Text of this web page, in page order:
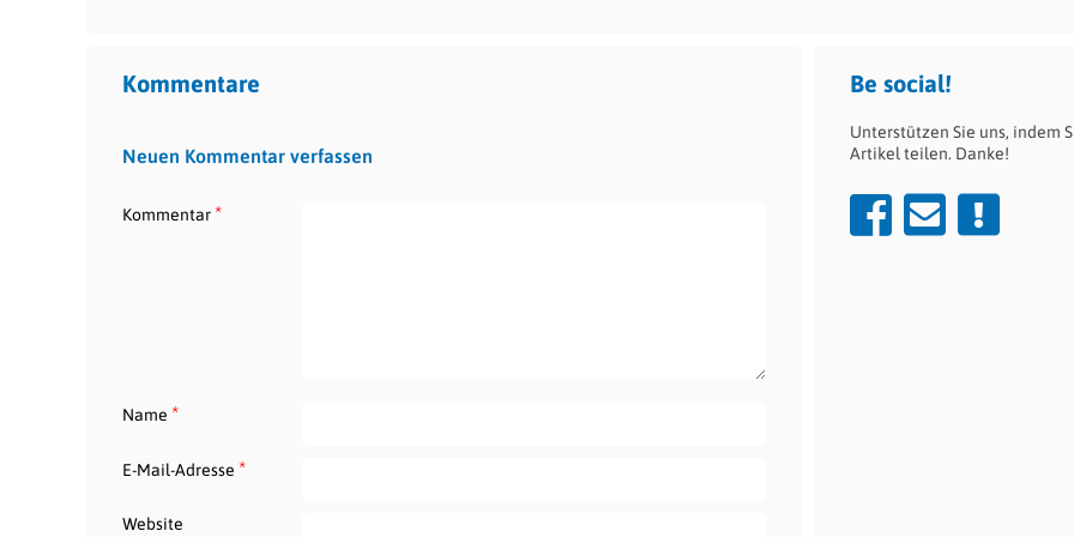
Kommentare
Neuen Kommentar verfassen
Kommentar*
Name *
E-Mail-Adresse *
Website
Be social!
Unterstützen Sie uns, indem
Artikel teilen. Danke!